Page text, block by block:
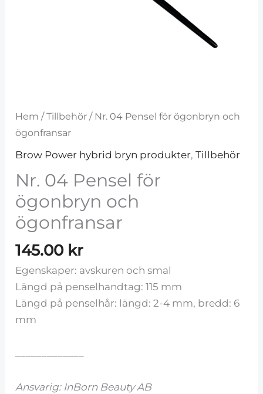
Hem /Tillbehör / Nr. 04 Pensel för ögonbryn och
ögonfransar
Brow Power hybrid bryn produkter,Tillbehör
Nr. 04 Pensel för
ögonbryn och
ögonfransar
145.00 kr
Egenskaper: avskuren och smal
Längd på penselhandtag: 115 mm
Längd på penselhår: längd: 2-4 mm, bredd: 6
mm
Ansvarig: InBorn Beauty AB